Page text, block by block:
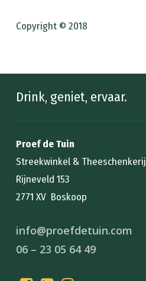
Copyright © 2018
Drink, geniet, ervaar.
Proef de Tuin
Streekwinkel & Theeschenkerij
Rijneveld 153
2771 XV Boskoop
info@proefdetuin.com
06 – 23 05 64 49